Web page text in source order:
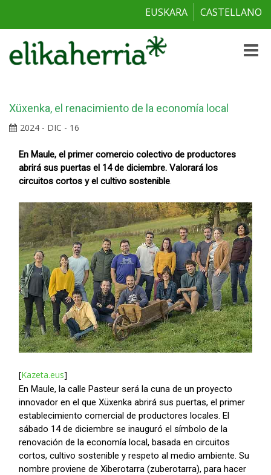
EUSKARA CASTELLANO
Toggle
Xüxenka, el renacimiento de la economía local
2024 - DIC - 16
En Maule, el primer comercio colectivo de productores
abrirá sus puertas el 14 de diciembre. Valorará los
circuitos cortos y el cultivo sostenible.
[Kazeta.eus]
En Maule, la calle Pasteur será la cuna de un proyecto
innovador en el que Xüxenka abrirá sus puertas, el primer
establecimiento comercial de productores locales. El
sábado 14 de diciembre se inauguró el símbolo de la
renovación de la economía local, basada en circuitos
cortos, cultivo sostenible y respeto al medio ambiente. Su
nombre proviene de Xiberotarra (zuberotarra), para hacer